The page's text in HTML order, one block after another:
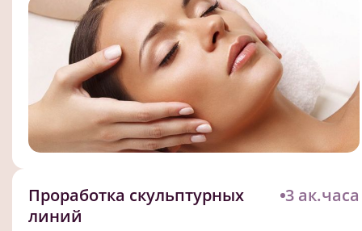
Проработка скульптурных
линий
3 ак.часа